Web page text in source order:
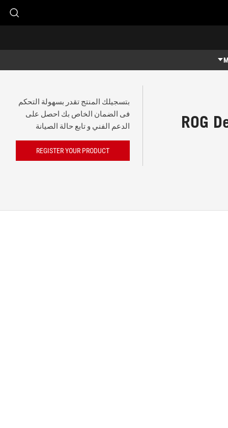
ROG
بتسجيلك المنتج تقدر بسهولة التحكم
فى الضمان الخاص بك احصل على
الدعم الفني و تابع حالة الصيانة
REGISTER YOUR PRODUCT